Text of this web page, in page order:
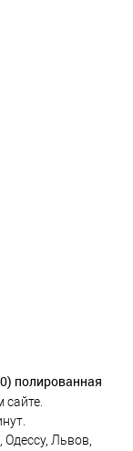
полированная
Львов,